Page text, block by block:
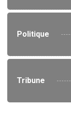
Politique
Tribune